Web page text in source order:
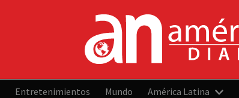
Entretenimientos Mundo América Latina